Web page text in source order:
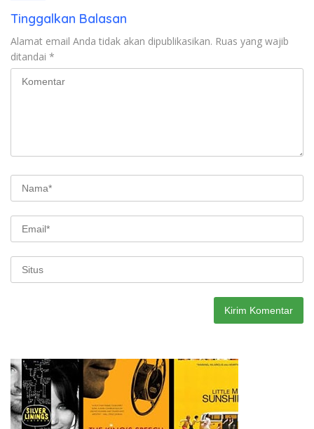
Tinggalkan Balasan
Alamat email Anda tidak akan dipublikasikan. Ruas yang wajib
ditandai *